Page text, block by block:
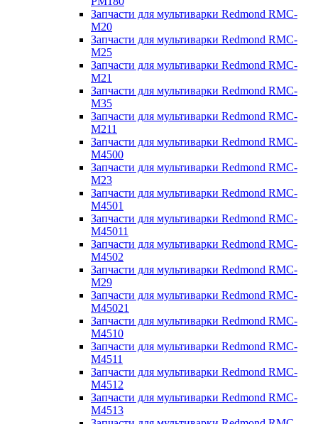
Запчасти для мультиварки Redmond RMC-
M20
Запчасти для мультиварки Redmond RMC-
M25
Запчасти для мультиварки Redmond RMC-
M21
Запчасти для мультиварки Redmond RMC-
M35
Запчасти для мультиварки Redmond RMC-
M211
Запчасти для мультиварки Redmond RMC-
M4500
Запчасти для мультиварки Redmond RMC-
M23
Запчасти для мультиварки Redmond RMC-
M4501
Запчасти для мультиварки Redmond RMC-
M45011
Запчасти для мультиварки Redmond RMC-
M4502
Запчасти для мультиварки Redmond RMC-
M29
Запчасти для мультиварки Redmond RMC-
M45021
Запчасти для мультиварки Redmond RMC-
M4510
Запчасти для мультиварки Redmond RMC-
M4511
Запчасти для мультиварки Redmond RMC-
M4512
Запчасти для мультиварки Redmond RMC-
M4513